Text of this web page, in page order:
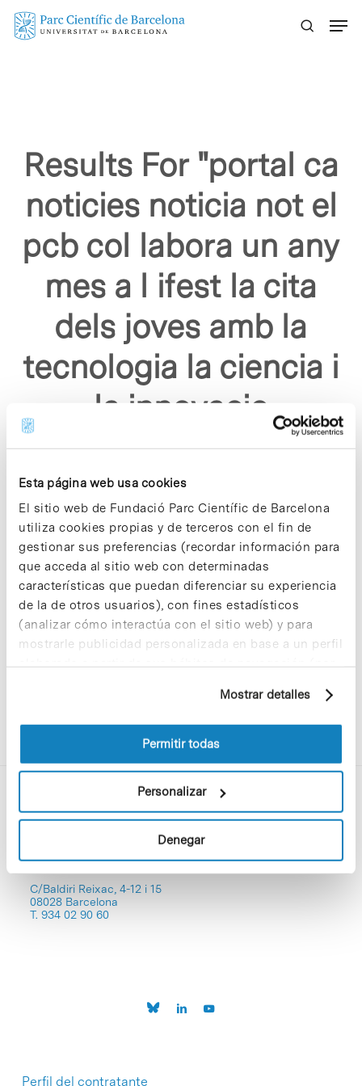
Esta página web usa cookies
El sitio web de Fundació Parc Científic de Barcelona
utiliza cookies propias y de terceros con el fin de
gestionar sus preferencias (recordar información para
que acceda al sitio web con determinadas
características que puedan diferenciar su experiencia
de la de otros usuarios), con fines estadísticos
(analizar cómo interactúa con el sitio web) y para
mostrarle publicidad personalizada en base a un perfil
elaborado a partir de sus hábitos de navegación (por
información sobre las cookies puede consultar
la Política de cookies del sitio web.
Mostrar detalles
Permitir todas
Personalizar
Denegar
Skip
Results For "portal ca
noticies noticia not el
pcb col labora un any
mes a l ifest la cita
dels joves amb la
tecnologia la ciencia i
la innovacio
disruptiva"
Sorry, no results were found.
Please try again with different keywords.
C/Baldiri Reixac, 4-12 i 15
08028 Barcelona
T. 934 02 90 60
Perfil del contratante